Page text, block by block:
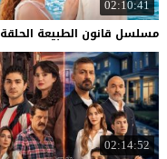
02:10:41
مسلسل قانون الطبيعة الحلقة
02:14:52